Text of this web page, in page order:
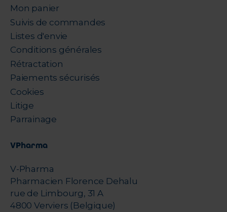
Mon panier
Suivis de commandes
Listes d'envie
Conditions générales
Rétractation
Paiements sécurisés
Cookies
Litige
Parrainage
VPharma
V-Pharma
Pharmacien Florence Dehalu
rue de Limbourg, 31 A
4800 Verviers (Belgique)